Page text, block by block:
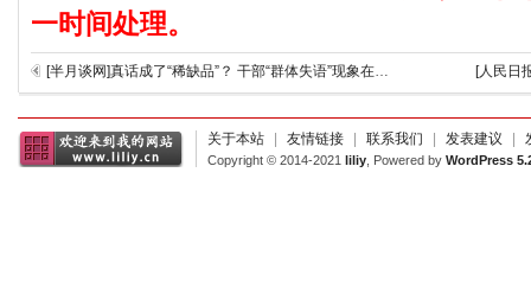
一时间处理。
[半月谈网]真话成了“稀缺品”？ 干部“群体失语”现象在基层抬头 [人民日
关于本站 友情链接 联系我们 发表建议
Copyright © 2014-2021 liliy , Powered by WordPress